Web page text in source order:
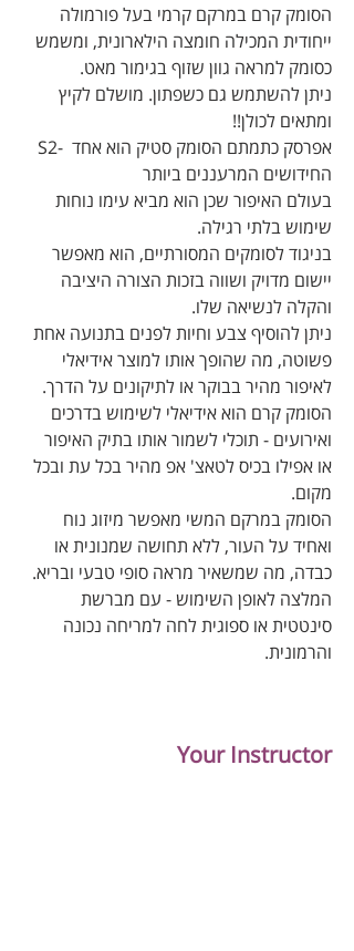
הסומק קרם במרקם קרמי בעל פורמולה
ייחודית המכילה חומצה הילארונית, ומשמש
כסומק למראה גוון שזוף בגימור מאט.
ניתן להשתמש גם כשפתון. מושלם לקיץ
ומתאים לכולן!!
S2- אפרסק כתמתם הסומק סטיק הוא אחד
החידושים המרעננים ביותר
בעולם האיפור שכן הוא מביא עימו נוחות
שימוש בלתי רגילה.
בניגוד לסומקים המסורתיים, הוא מאפשר
יישום מדויק ושווה בזכות הצורה היציבה
והקלה לנשיאה שלו.
ניתן להוסיף צבע וחיות לפנים בתנועה אחת
פשוטה, מה שהופך אותו למוצר אידיאלי
לאיפור מהיר בבוקר או לתיקונים על הדרך.
הסומק קרם הוא אידיאלי לשימוש בדרכים
ואירועים - תוכלי לשמור אותו בתיק האיפור
או אפילו בכיס לטאצ' אפ מהיר בכל עת ובכל
מקום.
הסומק במרקם המשי מאפשר מיזוג נוח
ואחיד על העור, ללא תחושה שמנונית או
כבדה, מה שמשאיר מראה סופי טבעי ובריא.
המלצה לאופן השימוש - עם מברשת
סינטטית או ספוגית לחה למריחה נכונה
והרמונית.
Your Instructor